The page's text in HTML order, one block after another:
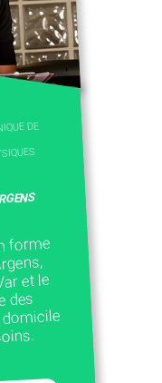
DE
forme
et le
des